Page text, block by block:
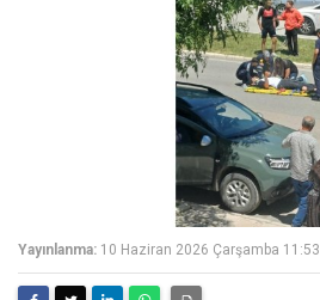
Yayınlanma: 10 Haziran 2026 Çarşamba 11:53